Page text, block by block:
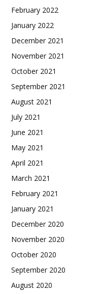
February 2022
January 2022
December 2021
November 2021
October 2021
September 2021
August 2021
July 2021
June 2021
May 2021
April 2021
March 2021
February 2021
January 2021
December 2020
November 2020
October 2020
September 2020
August 2020